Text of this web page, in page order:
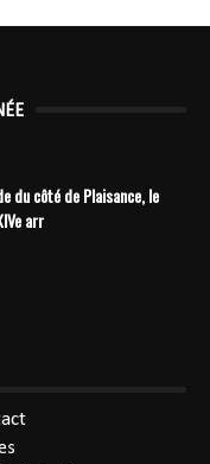
du côté de Plaisance, le
arr